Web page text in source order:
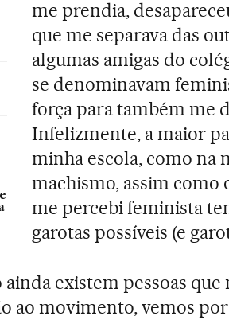
me prendia,
que me separava das
algumas amigas do
se denominavam
força para também me
Infelizmente, a maior
minha escola, como na
machismo, assim como
me percebi feminista
garotas possíveis (e
ainda existem pessoas
ao movimento, vemos